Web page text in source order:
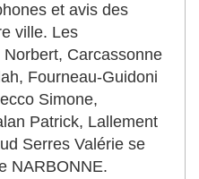
et avis des
ville. Les
Carcassonne
Fourneau-Guidoni
Simone,
Patrick, Lallement
Serres Valérie se
NARBONNE.